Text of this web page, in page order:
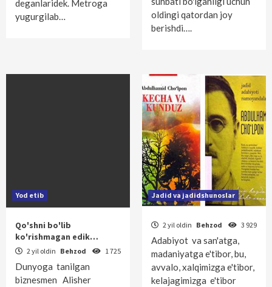
deganlaridek. Metroga
yugurgilab…
oldingi qatordan joy
berishdi….
Yod etib
Qo'shni bo'lib
ko'rishmagan edik…
2 yil oldin Behzod 1 725
Dunyoga tanilgan
biznesmen Alisher
Jadid va jadidshunoslar
2 yil oldin Behzod 3 929
Adabiyot va san'atga,
madaniyatga e'tibor, bu,
avvalo, xalqimizga e'tibor,
kelajagimizga e'tibor